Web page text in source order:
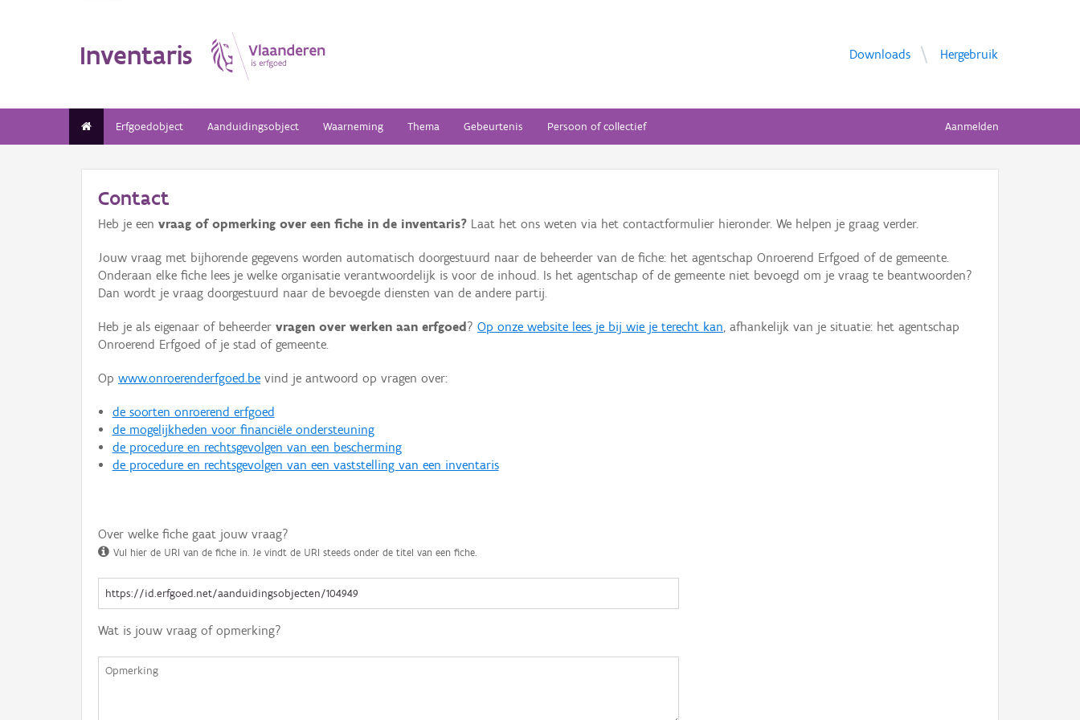
Inventaris Downloads Hergebruik
Erfgoedobject Aanduidingsobject Waarneming Thema Gebeurtenis Persoon of collectief Aanmelden
Contact
Heb je een vraag of opmerking over een fiche in de inventaris? Laat het ons weten via het contactformulier hieronder. We helpen je graag verder.
Jouw vraag met bijhorende gegevens worden automatisch doorgestuurd naar de beheerder van de fiche: het agentschap Onroerend Erfgoed of de gemeente.
Onderaan elke fiche lees je welke organisatie verantwoordelijk is voor de inhoud. Is het agentschap of de gemeente niet bevoegd om je vraag te beantwoorden?
Dan wordt je vraag doorgestuurd naar de bevoegde diensten van de andere partij.
Heb je als eigenaar of beheerder vragen over werken aan erfgoed ? Op onze website lees je bij wie je terecht kan, afhankelijk van je situatie: het agentschap
Onroerend Erfgoed of je stad of gemeente.
Op www.onroerenderfgoed.be vind je antwoord op vragen over:
de soorten onroerend erfgoed
de mogelijkheden voor financiële ondersteuning
de procedure en rechtsgevolgen van een bescherming
de procedure en rechtsgevolgen van een vaststelling van een inventaris
Over welke fiche gaat jouw vraag?
Vul hier de URI van de fiche in. Je vindt de URI steeds onder de titel van een fiche.
Wat is jouw vraag of opmerking?